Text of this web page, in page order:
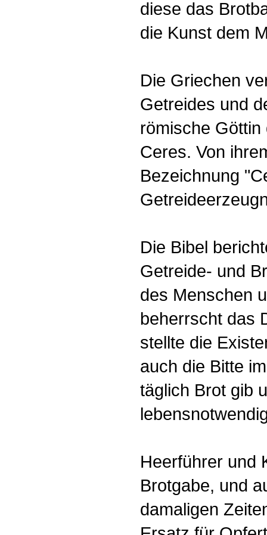
diese das
die Kunst dem
Die Griechen
Getreides und
römische
Ceres. Von
Bezeichnung
Die Bibel
Getreide- und
des Menschen
beherrscht das
stellte die
auch die Bitte
täglich Brot gib
Heerführer und
Brotgabe, und
damaligen